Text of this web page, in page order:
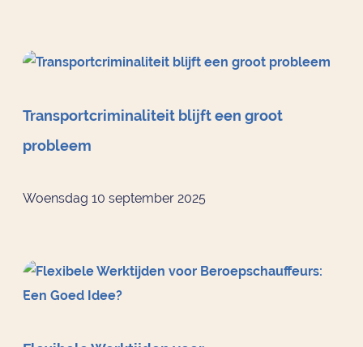
Transportcriminaliteit blijft een groot
probleem
Woensdag 10 september 2025